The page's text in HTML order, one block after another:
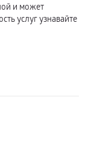
и может
услуг узнавайте